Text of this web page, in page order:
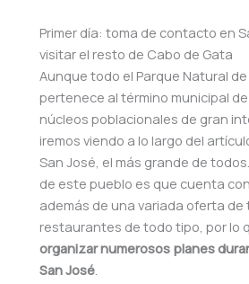
Primer día: toma de contacto en
visitar el resto de Cabo de Gata
Aunque todo el Parque Natural
pertenece al término municipal
núcleos poblacionales de gran
iremos viendo a lo largo del
San José, el más grande de
de este pueblo es que cuenta
además de una variada oferta de
restaurantes de todo tipo, por lo
organizar numerosos planes
San José